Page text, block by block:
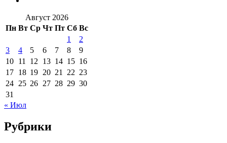
Август 2026
Пн Вт Ср Чт Пт Сб Вс
1
2
3
4 5 6 7 8
9
10 11 12 13 14 15 16
17 18 19 20 21 22 23
24 25 26 27 28 29 30
31
« Июл
Рубрики